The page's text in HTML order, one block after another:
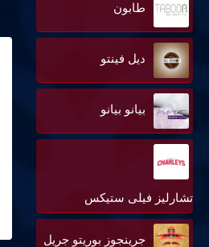
طابون
ديل فينتو
بيانو بيانو
تشارليز فيلى ستيكس
جرينجوز بوريتو جريل